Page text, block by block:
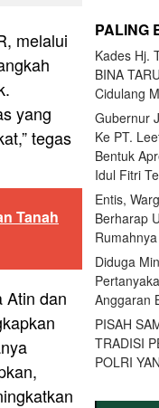
melalui
yang
tegas
Tanah
Atin dan
PALING
Kades Hj.
BINA
Cidulang
Gubernur
Ke PT.
Bentuk
Idul Fitri
Entis,
Berharap
Diduga
Anggaran
PISAH
TRADISI
POLRI